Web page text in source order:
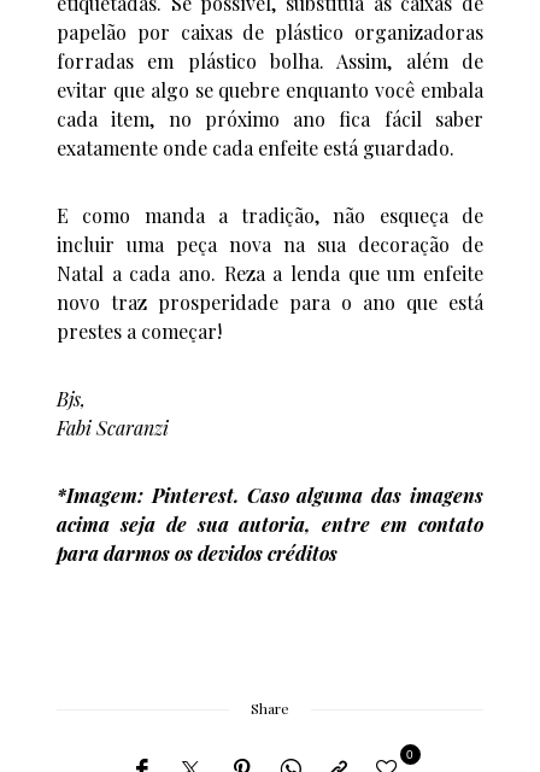
papelão por caixas de plástico organizadoras
forradas em plástico bolha. Assim, além de
evitar que algo se quebre enquanto você embala
cada item, no próximo ano fica fácil saber
exatamente onde cada enfeite está guardado.
E como manda a tradição, não esqueça de
incluir uma peça nova na sua decoração de
Natal a cada ano. Reza a lenda que um enfeite
novo traz prosperidade para o ano que está
prestes a começar!
Bjs,
Fabi Scaranzi
*Imagem: Pinterest. Caso alguma das imagens
acima seja de sua autoria, entre em contato
para darmos os devidos créditos
Share
0